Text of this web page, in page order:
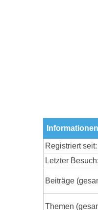
Registriert seit:
Letzter Besuch:
Beiträge
Themen